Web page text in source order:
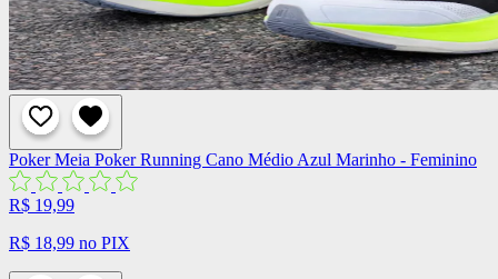
Poker Meia Poker Running Cano Médio Azul Marinho - Feminino
R$ 19,99
R$ 18,99 no PIX